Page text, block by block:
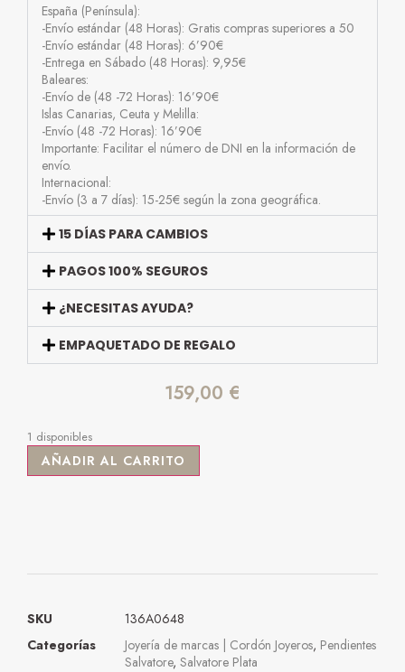
España (Península):
-Envío estándar (48 Horas): Gratis compras superiores a 50
-Envío estándar (48 Horas): 6’90€
-Entrega en Sábado (48 Horas): 9,95€
Baleares:
-Envío de (48 -72 Horas): 16’90€
Islas Canarias, Ceuta y Melilla:
-Envío (48 -72 Horas): 16’90€
Importante: Facilitar el número de DNI en la información de
envío.
Internacional:
-Envío (3 a 7 días): 15-25€ según la zona geográfica.
15 DÍAS PARA CAMBIOS
PAGOS 100% SEGUROS
¿NECESITAS AYUDA?
EMPAQUETADO DE REGALO
159,00 €
1 disponibles
AÑADIR AL CARRITO
SKU
136A0648
Categorías
Joyería de marcas | Cordón Joyeros, Pendientes
Salvatore, Salvatore Plata